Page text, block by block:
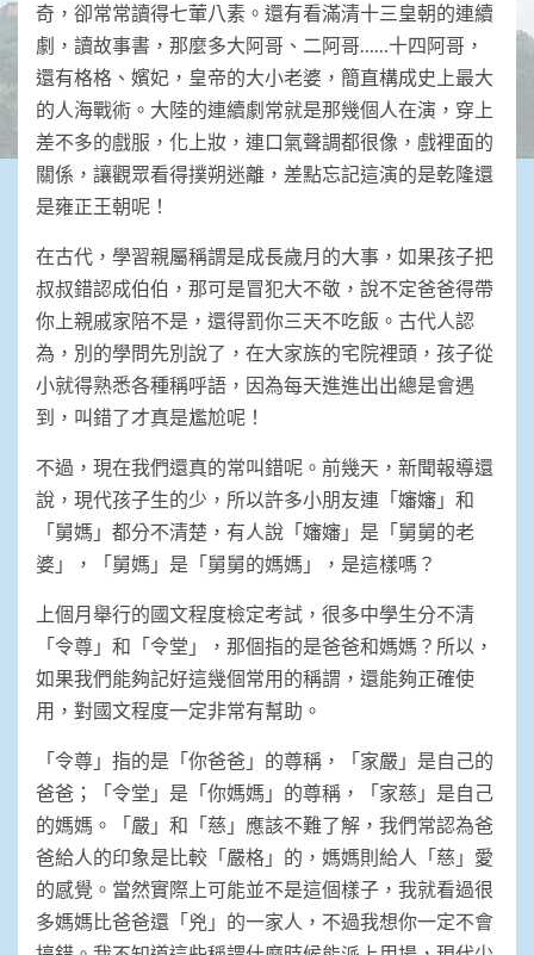
奇，卻常常讀得七葷八素。還有看滿清十三皇朝的連續
劇，讀故事書，那麼多大阿哥、二阿哥……十四阿哥，
還有格格、嬪妃，皇帝的大小老婆，簡直構成史上最大
的人海戰術。大陸的連續劇常就是那幾個人在演，穿上
差不多的戲服，化上妝，連口氣聲調都很像，戲裡面的
關係，讓觀眾看得撲朔迷離，差點忘記這演的是乾隆還
是雍正王朝呢！
在古代，學習親屬稱謂是成長歲月的大事，如果孩子把
叔叔錯認成伯伯，那可是冒犯大不敬，說不定爸爸得帶
你上親戚家陪不是，還得罰你三天不吃飯。古代人認
為，別的學問先別說了，在大家族的宅院裡頭，孩子從
小就得熟悉各種稱呼語，因為每天進進出出總是會遇
到，叫錯了才真是尷尬呢！
不過，現在我們還真的常叫錯呢。前幾天，新聞報導還
說，現代孩子生的少，所以許多小朋友連「嬸嬸」和
「舅媽」都分不清楚，有人說「嬸嬸」是「舅舅的老
婆」，「舅媽」是「舅舅的媽媽」，是這樣嗎？
上個月舉行的國文程度檢定考試，很多中學生分不清
「令尊」和「令堂」，那個指的是爸爸和媽媽？所以，
如果我們能夠記好這幾個常用的稱謂，還能夠正確使
用，對國文程度一定非常有幫助。
「令尊」指的是「你爸爸」的尊稱，「家嚴」是自己的
爸爸；「令堂」是「你媽媽」的尊稱，「家慈」是自己
的媽媽。「嚴」和「慈」應該不難了解，我們常認為爸
爸給人的印象是比較「嚴格」的，媽媽則給人「慈」愛
的感覺。當然實際上可能並不是這個樣子，我就看過很
多媽媽比爸爸還「兇」的一家人，不過我想你一定不會